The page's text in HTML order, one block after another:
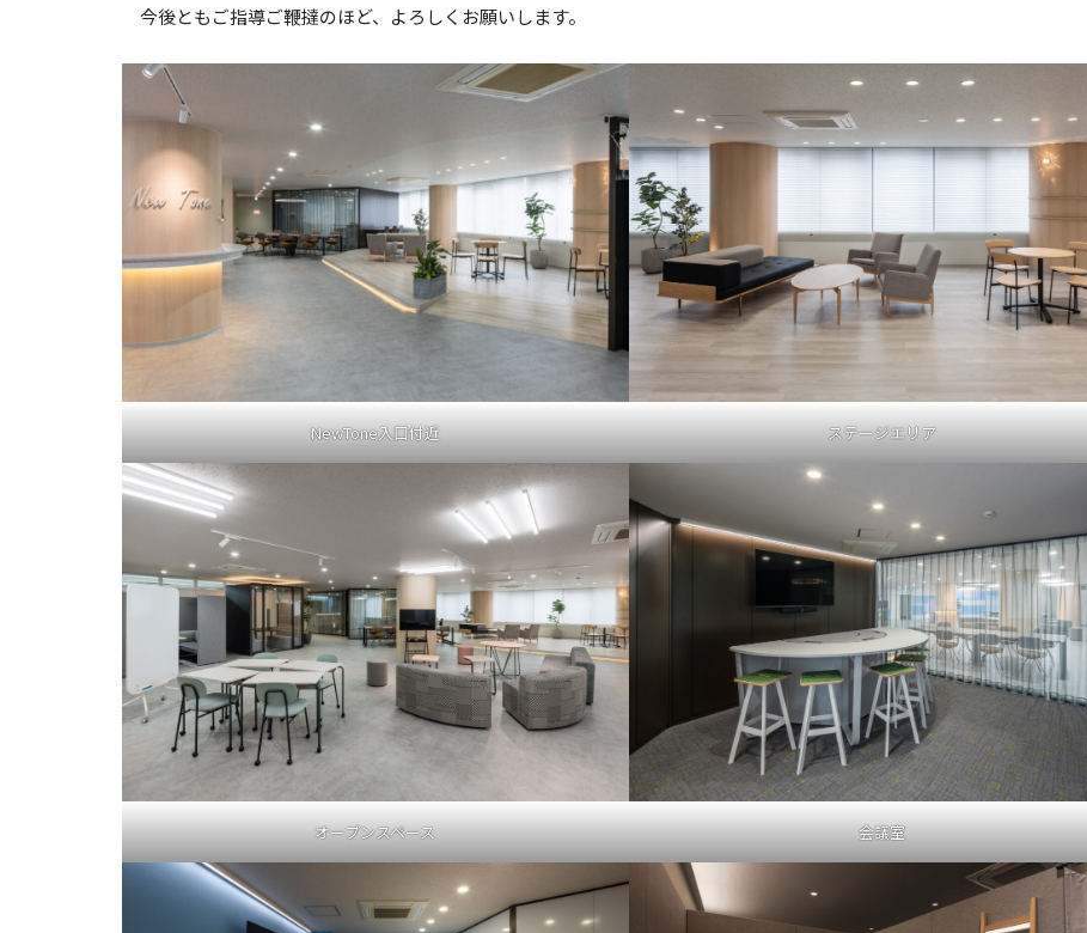
今後ともご指導ご鞭撻のほど、よろしくお願いします。
NewTone入口付近 ステージエリア
オープンスペース 会議室